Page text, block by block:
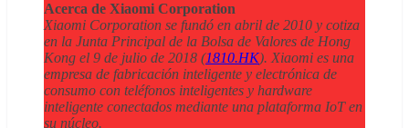
Acerca de Xiaomi Corporation
Xiaomi Corporation se fundó en abril de 2010 y cotiza
en la Junta Principal de la Bolsa de Valores de Hong
Kong el 9 de julio de 2018 (1810.HK). Xiaomi es una
empresa de fabricación inteligente y electrónica de
consumo con teléfonos inteligentes y hardware
inteligente conectados mediante una plataforma IoT en
su núcleo.